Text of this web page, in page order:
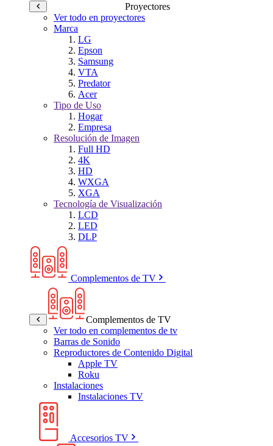
Proyectores
Ver todo en proyectores
Marca
LG
Epson
Samsung
VTA
Predator
Acer
Tipo de Uso
Hogar
Empresa
Resolución de Imagen
Full HD
4K
HD
WXGA
XGA
Tecnología de Visualización
LCD
LED
DLP
Complementos de TV
Complementos de TV
Ver todo en complementos de tv
Barras de Sonido
Reproductores de Contenido Digital
Apple TV
Roku
Instalaciones
Instalaciones TV
Accesorios TV